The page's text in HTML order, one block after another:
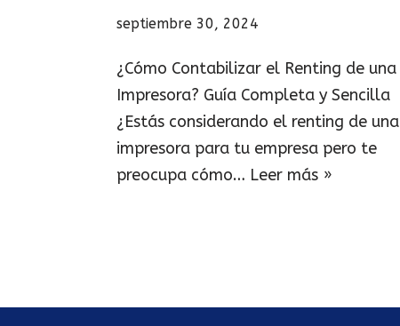
septiembre 30, 2024
¿Cómo Contabilizar el Renting de una
Impresora? Guía Completa y Sencilla
¿Estás considerando el renting de una
impresora para tu empresa pero te
preocupa cómo… Leer más »